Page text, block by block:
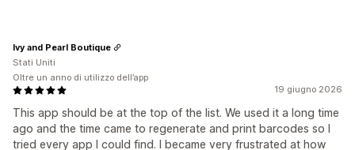
19 giugno 2026
This app should be at the top of the list. We used it a long time
ago and the time came to regenerate and print barcodes so I
tried every app I could find. I became very frustrated at how
Ivy and Pearl Boutique
Stati Uniti
Oltre un anno di utilizzo dell’app